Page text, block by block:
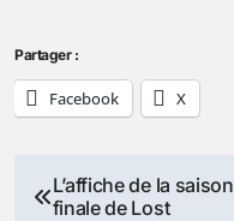
Partager :
Facebook X
Navigation
L’affiche de la saison
finale de Lost